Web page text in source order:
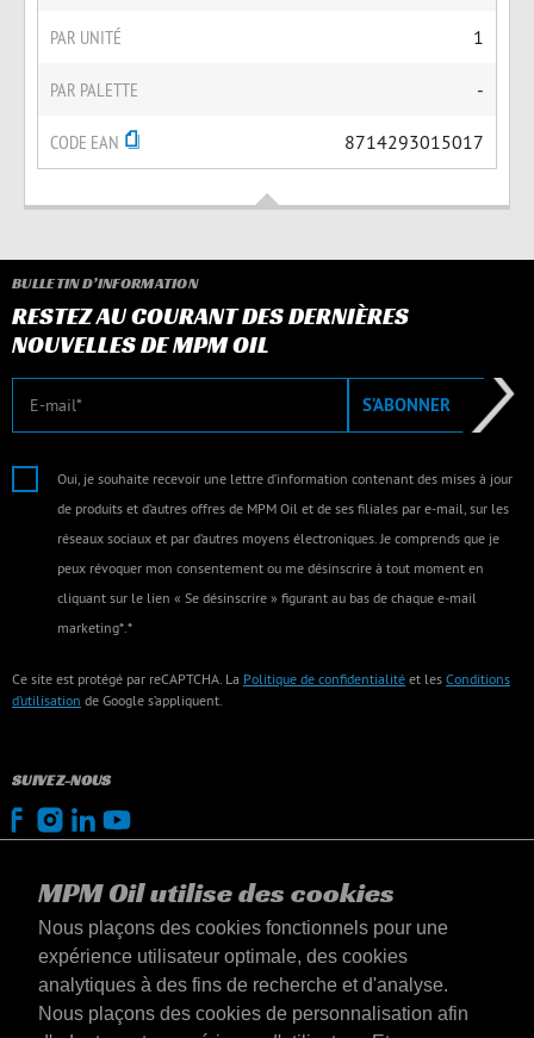
MPM Oil utilise des cookies
Nous plaçons des cookies fonctionnels pour une
expérience utilisateur optimale, des cookies
analytiques à des fins de recherche et d'analyse.
Nous plaçons des cookies de personnalisation afin
PAR UNITÉ 1
PAR PALETTE -
CODE EAN 8714293015017
BULLETIN D’INFORMATION
RESTEZ AU COURANT DES DERNIÈRES
NOUVELLES DE MPM OIL
E-mail S’ABONNER
Oui, je souhaite recevoir une lettre d’information contenant des mises à jour
de produits et d’autres offres de MPM Oil et de ses filiales par e-mail, sur les
réseaux sociaux et par d’autres moyens électroniques. Je comprends que je
peux révoquer mon consentement ou me désinscrire à tout moment en
cliquant sur le lien « Se désinscrire » figurant au bas de chaque e-mail
marketing*.*
Ce site est protégé par reCAPTCHA. La Politique de confidentialité et les Conditions
d’utilisation de Google s’appliquent.
SUIVEZ-NOUS